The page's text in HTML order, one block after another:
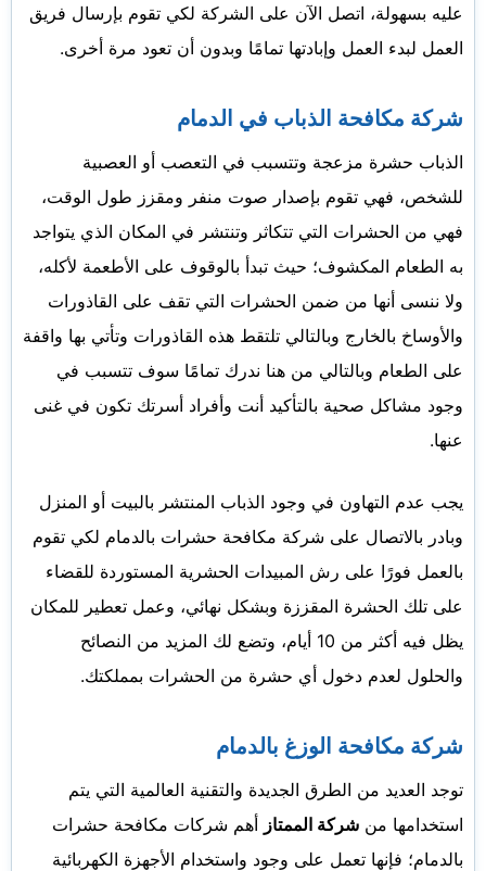
عليه بسهولة، اتصل الآن على الشركة لكي تقوم بإرسال فريق
العمل لبدء العمل وإبادتها تمامًا وبدون أن تعود مرة أخرى.
شركة مكافحة الذباب في الدمام
الذباب حشرة مزعجة وتتسبب في التعصب أو العصبية
للشخص، فهي تقوم بإصدار صوت منفر ومقزز طول الوقت،
فهي من الحشرات التي تتكاثر وتنتشر في المكان الذي يتواجد
به الطعام المكشوف؛ حيث تبدأ بالوقوف على الأطعمة لأكله،
ولا ننسى أنها من ضمن الحشرات التي تقف على القاذورات
والأوساخ بالخارج وبالتالي تلتقط هذه القاذورات وتأتي بها واقفة
على الطعام وبالتالي من هنا ندرك تمامًا سوف تتسبب في
وجود مشاكل صحية بالتأكيد أنت وأفراد أسرتك تكون في غنى
عنها.
يجب عدم التهاون في وجود الذباب المنتشر بالبيت أو المنزل
وبادر بالاتصال على شركة مكافحة حشرات بالدمام لكي تقوم
بالعمل فورًا على رش المبيدات الحشرية المستوردة للقضاء
على تلك الحشرة المقززة وبشكل نهائي، وعمل تعطير للمكان
يظل فيه أكثر من 10 أيام، وتضع لك المزيد من النصائح
والحلول لعدم دخول أي حشرة من الحشرات بمملكتك.
شركة مكافحة الوزغ بالدمام
توجد العديد من الطرق الجديدة والتقنية العالمية التي يتم
استخدامها من شركة الممتاز أهم شركات مكافحة حشرات
بالدمام؛ فإنها تعمل على وجود واستخدام الأجهزة الكهربائية